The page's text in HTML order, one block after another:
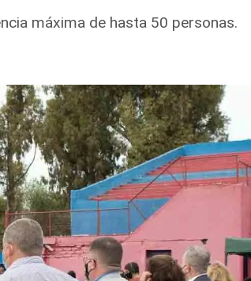
máxima de hasta 50 personas.